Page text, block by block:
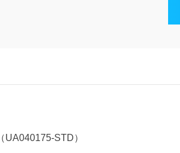
（UA040175-STD）